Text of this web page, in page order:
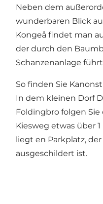
Neben dem
wunderbaren Blick
Kongeå findet man
der durch den
Schanzenanlage
So finden Sie
In dem kleinen Dorf
Foldingbro folgen
Kiesweg etwas über
liegt en Parkplatz,
ausgeschildert ist.